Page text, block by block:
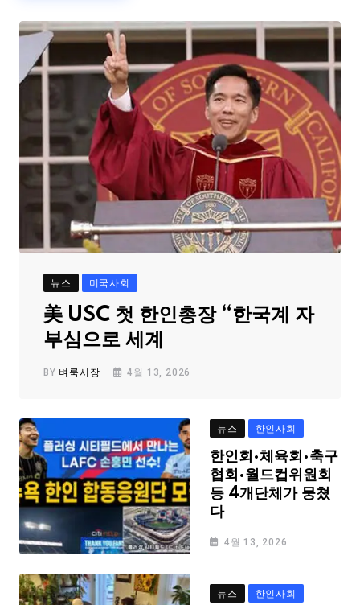
뉴스 미국사회
美 USC 첫 한인총장 “한국계 자
부심으로 세계
BY 벼룩시장 4월 13, 2026
뉴스 한인사회
한인회·체육회·축구
협회·월드컵위원회
등 4개단체가 뭉쳤
다
4월 13, 2026
뉴스 한인사회